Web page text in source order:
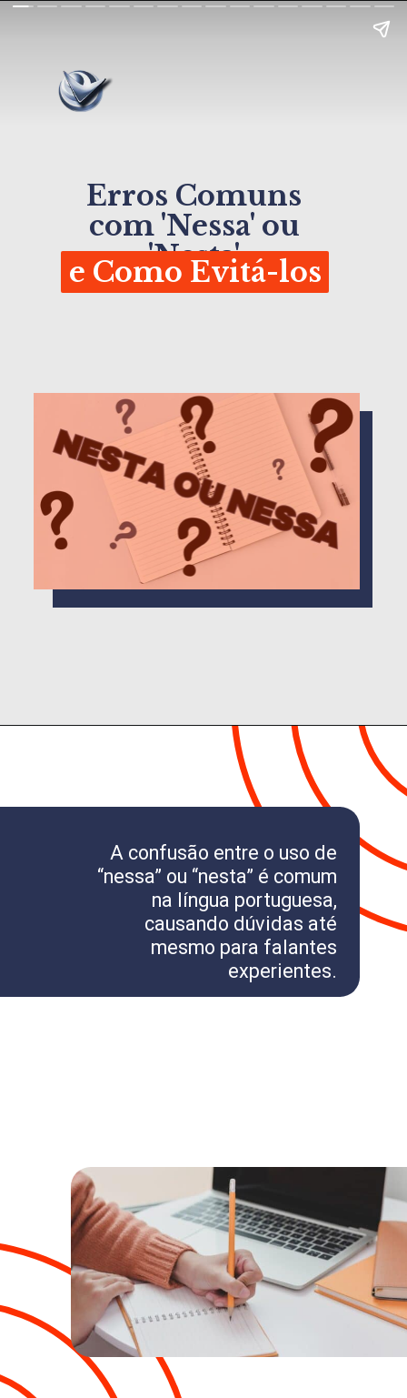
Erros Comuns
com 'Nessa' ou
'Nesta'
e Como Evitá-los
e Como Evitá-los
A confusão entre o uso de
“nessa” ou “nesta” é comum
na língua portuguesa,
causando dúvidas até
mesmo para falantes
experientes.